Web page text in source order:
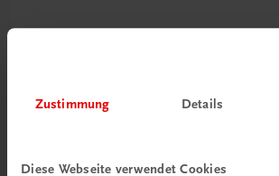
Zustimmung Details
Diese Webseite verwendet Cookies